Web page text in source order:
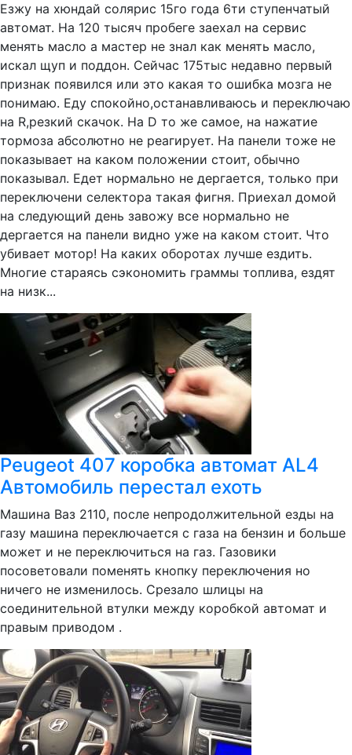
Езжу на хюндай солярис 15го года 6ти ступенчатый
автомат. На 120 тысяч пробеге заехал на сервис
менять масло а мастер не знал как менять масло,
искал щуп и поддон. Сейчас 175тыс недавно первый
признак появился или это какая то ошибка мозга не
понимаю. Еду спокойно,останавливаюсь и переключаю
на R,резкий скачок. На D то же самое, на нажатие
тормоза абсолютно не реагирует. На панели тоже не
показывает на каком положении стоит, обычно
показывал. Едет нормально не дергается, только при
переключени селектора такая фигня. Приехал домой
на следующий день завожу все нормально не
дергается на панели видно уже на каком стоит. Что
убивает мотор! На каких оборотах лучше ездить.
Многие стараясь сэкономить граммы топлива, ездят
на низк...
Peugeot 407 коробка автомат AL4
Автомобиль перестал ехоть
Машина Ваз 2110, после непродолжительной езды на
газу машина переключается с газа на бензин и больше
может и не переключиться на газ. Газовики
посоветовали поменять кнопку переключения но
ничего не изменилось. Срезало шлицы на
соединительной втулки между коробкой автомат и
правым приводом .